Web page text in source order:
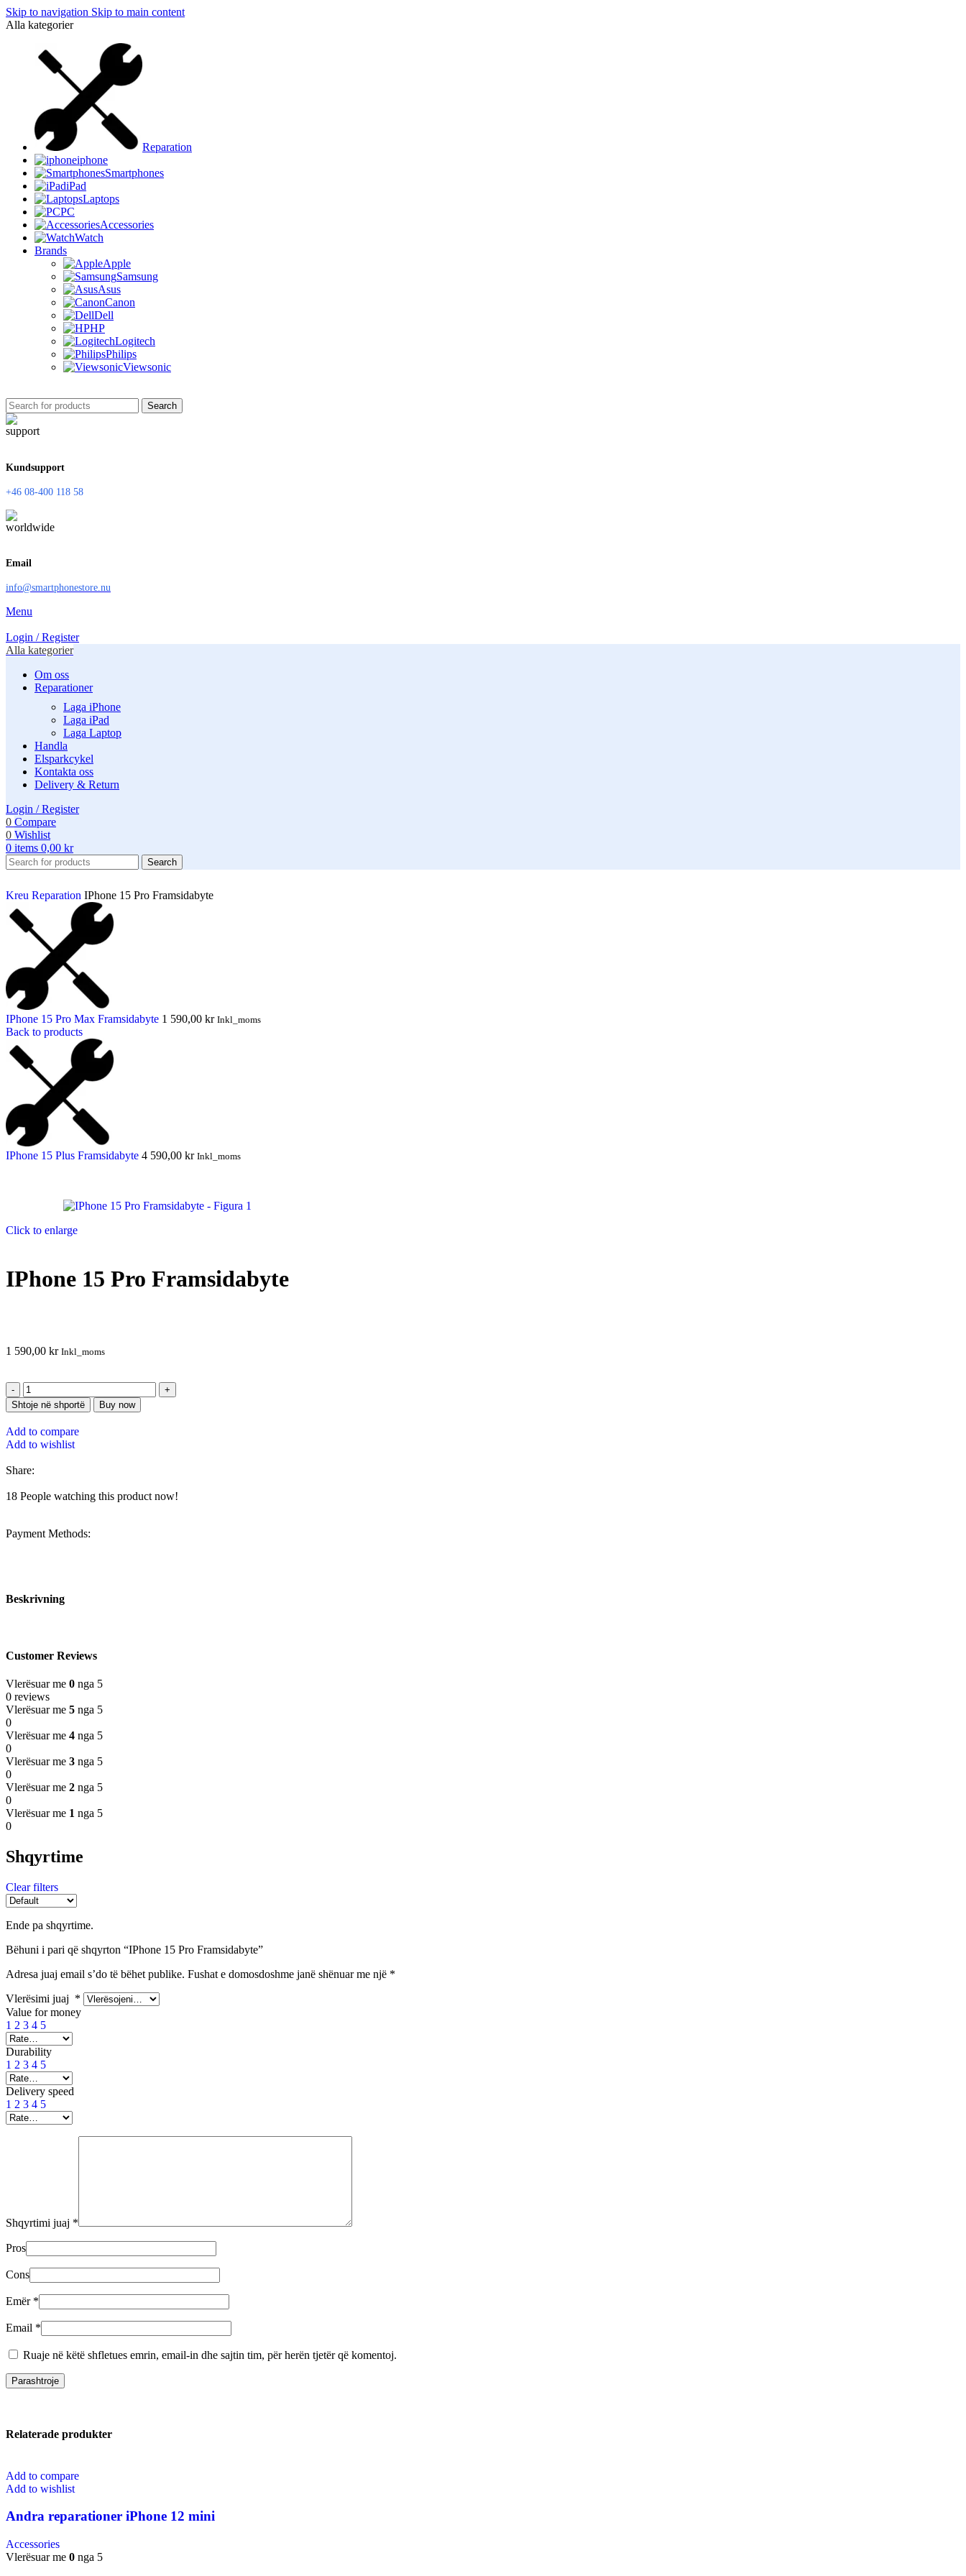
Skip to navigation Skip to main content
Alla kategorier
Reparation
iphone
Smartphones
iPad
Laptops
PC
Accessories
Watch
Brands
Apple
Samsung
Asus
Canon
Dell
HP
Logitech
Philips
Viewsonic
Search
Kundsupport
+46 08-400 118 58
Email
info@smartphonestore.nu
Menu
Login / Register
Alla kategorier
Om oss
Reparationer
Laga iPhone
Laga iPad
Laga Laptop
Handla
Elsparkcykel
Kontakta oss
Delivery & Return
Login / Register
0 Compare
0 Wishlist
0 items 0,00 kr
Search
Kreu Reparation IPhone 15 Pro Framsidabyte
IPhone 15 Pro Max Framsidabyte 1 590,00 kr Inkl_moms
Back to products
IPhone 15 Plus Framsidabyte 4 590,00 kr Inkl_moms
Click to enlarge
IPhone 15 Pro Framsidabyte
1 590,00 kr Inkl_moms
Shtoje në shportë Buy now
Add to compare
Add to wishlist
Share:
18 People watching this product now!
Payment Methods:
Beskrivning
Customer Reviews
Vlerësuar me 0 nga 5
0 reviews
Vlerësuar me 5 nga 5
0
Vlerësuar me 4 nga 5
0
Vlerësuar me 3 nga 5
0
Vlerësuar me 2 nga 5
0
Vlerësuar me 1 nga 5
0
Shqyrtime
Clear filters
Ende pa shqyrtime.
Bëhuni i pari që shqyrton “IPhone 15 Pro Framsidabyte”
Adresa juaj email s’do të bëhet publike. Fushat e domosdoshme janë shënuar me një *
Vlerësimi juaj *
Value for money
1 2 3 4 5
Durability
1 2 3 4 5
Delivery speed
1 2 3 4 5
Shqyrtimi juaj *
Pros
Cons
Emër *
Email *
Ruaje në këtë shfletues emrin, email-in dhe sajtin tim, për herën tjetër që komentoj.
Relaterade produkter
Add to compare
Add to wishlist
Andra reparationer iPhone 12 mini
Accessories
Vlerësuar me 0 nga 5